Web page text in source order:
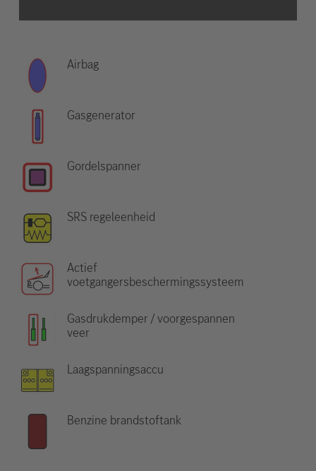
Airbag
Gasgenerator
Gordelspanner
SRS regeleenheid
Actief
voetgangersbeschermingssysteem
Gasdrukdemper / voorgespannen
veer
Laagspanningsaccu
Benzine brandstoftank